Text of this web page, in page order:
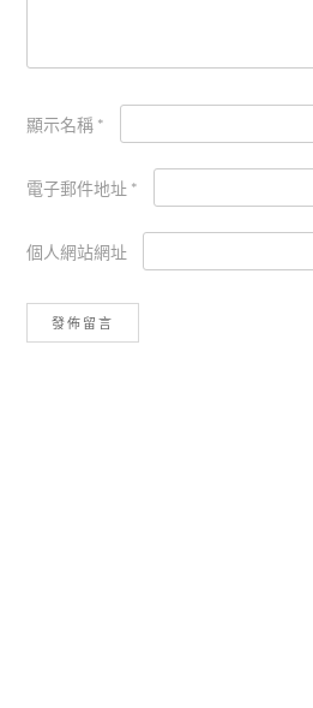
顯示名稱 *
電子郵件地址 *
個人網站網址